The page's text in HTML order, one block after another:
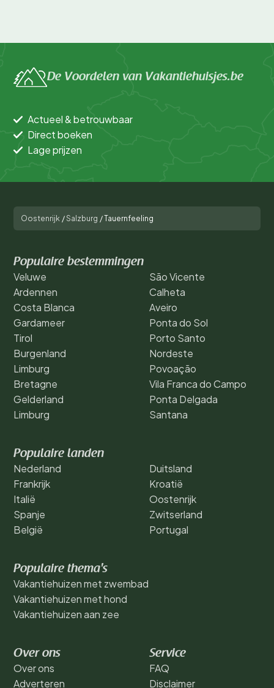
De Voordelen van Vakantiehuisjes.be
Actueel & betrouwbaar
Direct boeken
Lage prijzen
Oostenrijk /Salzburg /Tauernfeeling
Populaire bestemmingen
Veluwe
Ardennen
Costa Blanca
Gardameer
Tirol
Burgenland
Limburg
Bretagne
Gelderland
Limburg
São Vicente
Calheta
Aveiro
Ponta do Sol
Porto Santo
Nordeste
Povoação
Vila Franca do Campo
Ponta Delgada
Santana
Populaire landen
Nederland
Frankrijk
Italië
Spanje
België
Duitsland
Kroatië
Oostenrijk
Zwitserland
Portugal
Populaire thema's
Vakantiehuizen met zwembad
Vakantiehuizen met hond
Vakantiehuizen aan zee
Over ons
Over ons
Adverteren
Service
FAQ
Disclaimer